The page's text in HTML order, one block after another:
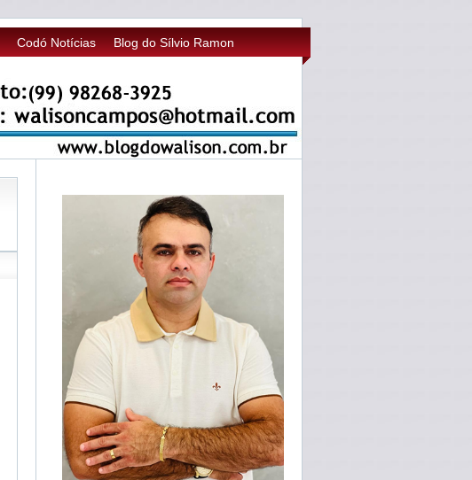
Codó Notícias Blog do Sílvio Ramon